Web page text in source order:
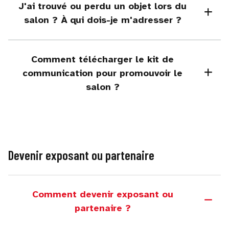
J'ai trouvé ou perdu un objet lors du
salon ? À qui dois-je m'adresser ?
Comment télécharger le kit de
communication pour promouvoir le
salon ?
Devenir exposant ou partenaire
Comment devenir exposant ou
partenaire ?